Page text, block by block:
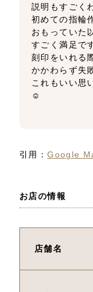
説明もすごく
初めての指輪
おもっていた
すごく満足で
刻印をいれる
かかわらず失
これもいい思
☺️
引用：Google
お店の情報
店舗名